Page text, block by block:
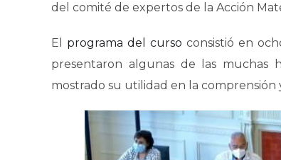
del comité de expertos de la Acción
El programa del curso consistió en
presentaron algunas de las muchas
mostrado su utilidad en la comprensión